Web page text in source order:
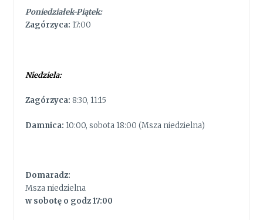
Poniedziałek-Piątek:
Zagórzyca: 17:00
Niedziela:
Zagórzyca: 8:30, 11:15
Damnica: 10:00, sobota 18:00 (Msza niedzielna)
Domaradz:
Msza niedzielna
w sobotę o godz 17:00